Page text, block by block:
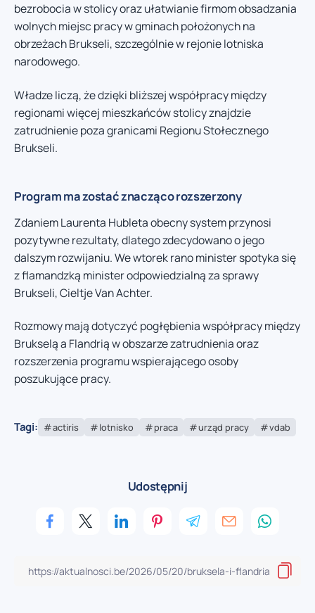
bezrobocia w stolicy oraz ułatwianie firmom obsadzania
wolnych miejsc pracy w gminach położonych na
obrzeżach Brukseli, szczególnie w rejonie lotniska
narodowego.
Władze liczą, że dzięki bliższej współpracy między
regionami więcej mieszkańców stolicy znajdzie
zatrudnienie poza granicami Regionu Stołecznego
Brukseli.
Program ma zostać znacząco rozszerzony
Zdaniem Laurenta Hubleta obecny system przynosi
pozytywne rezultaty, dlatego zdecydowano o jego
dalszym rozwijaniu. We wtorek rano minister spotyka się
z flamandzką minister odpowiedzialną za sprawy
Brukseli, Cieltje Van Achter.
Rozmowy mają dotyczyć pogłębienia współpracy między
Brukselą a Flandrią w obszarze zatrudnienia oraz
rozszerzenia programu wspierającego osoby
poszukujące pracy.
Tagi: actiris lotnisko praca urząd pracy vdab
Udostępnij